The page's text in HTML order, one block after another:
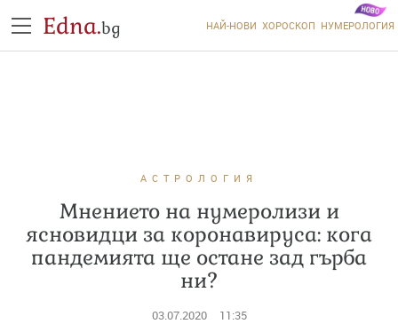
Edna.bg НАЙ-НОВИ ХОРОСКОП НУМЕРОЛОГИЯ
АСТРОЛОГИЯ
Мнението на нумеролизи и
ясновидци за коронавируса: кога
пандемията ще остане зад гърба
ни?
03.07.2020 11:35